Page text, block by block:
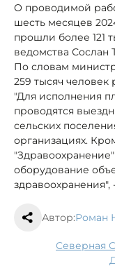
О проводимой
шесть месяцев
прошли более 121
ведомства Сослан
По словам
259 тысяч человек
"Для исполнения
проводятся
сельских
организациях.
оборудование
здравоохранения",
Автор:Роман
Северная